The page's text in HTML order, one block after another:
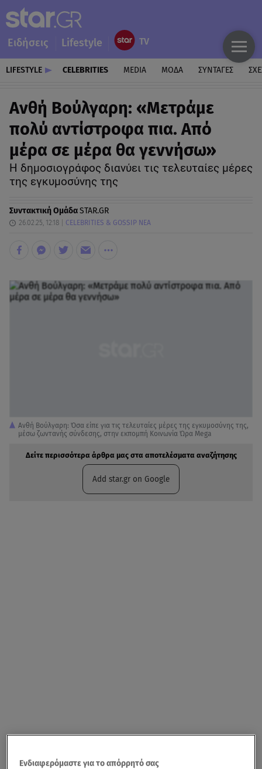
Ειδήσεις Lifestyle
LIFESTYLE CELEBRITIES MEDIA ΜΟΔΑ ΣΥΝΤΑΓΕΣ
Ανθή Βούλγαρη: «Μετράμε
πολύ αντίστροφα πια. Από
μέρα σε μέρα θα γεννήσω»
Η δημοσιογράφος διανύει τις τελευταίες μέρες
της εγκυμοσύνης της
Συντακτική ΟμάδαSTAR.GR
26.02.25, 12:18 CELEBRITIES & GOSSIP ΝΕΑ
Ανθή Βούλγαρη: Όσα είπε για τις τελευταίες μέρες της εγκυμοσύνης της,
μέσω ζωντανής σύνδεσης, στην εκπομπή Κοινωνία Ώρα Μega
Δείτε περισσότερα άρθρα μας στα αποτελέσματα αναζήτησης
Add star.gr on Google
Ενδιαφερόμαστε για το απόρρητό σας